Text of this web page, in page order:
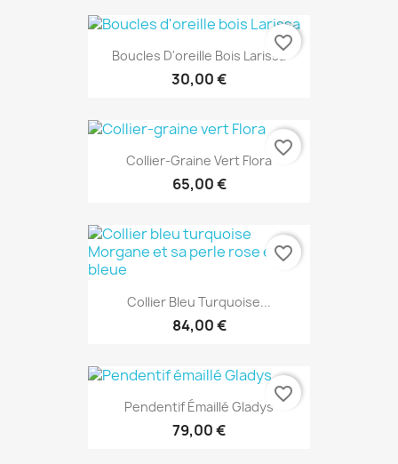
Boucles D'oreille Bois Larissa
30,00 €
favorite_border
Collier-Graine Vert Flora
65,00 €
favorite_border
Collier Bleu Turquoise...
84,00 €
favorite_border
Pendentif Émaillé Gladys
79,00 €
favorite_border